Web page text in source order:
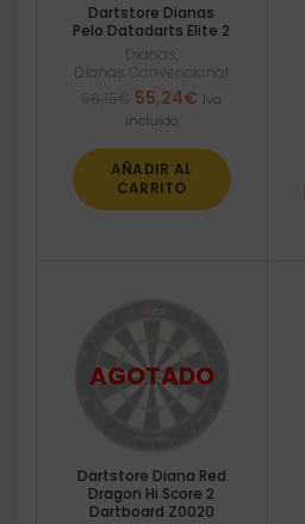
Dartstore Dianas
Pelo Datadarts Elite 2
Dianas
Dianas Convencional
El
precio
era:
58,15€.
55,24€ El
es:
55,24€.
Iva
incluido
AÑADIR AL
CARRITO
Dartstore Diana Red
Dragon Hi Score 2
Dartboard Z0020